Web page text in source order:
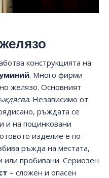
конструкцията на
. Много фирми
желязо. Основният
. Независимо от
ръждата се
и на поцинковани
изделие е по-
ръжда на местата,
или пробивани. Сериозен
– сложен и опасен